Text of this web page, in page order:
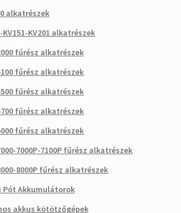
alkatrészek
KV151-KV201 alkatrészek
fűrész alkatrészek
fűrész alkatrészek
fűrész alkatrészek
fűrész alkatrészek
fűrész alkatrészek
7000P-7100P fűrész alkatrészek
8000P fűrész alkatrészek
Pót Akkumulátorok
akkus kötötzőgépek